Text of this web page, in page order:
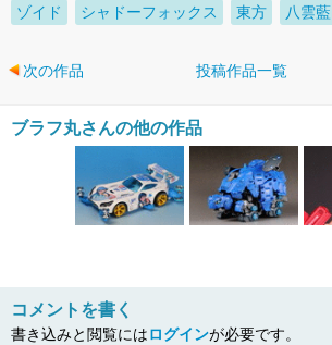
ゾイド シャドーフォックス 東方 八雲藍
次の作品 投稿作品一覧
ブラフ丸さんの他の作品
コメントを書く
書き込みと閲覧にはログインが必要です。